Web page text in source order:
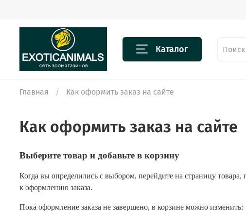
Каталог
Главная Как оформить заказ на сайте
Как оформить заказ на сайте
Выберите товар и добавьте в корзину
Когда вы определились с выбором, перейдите на страницу
к оформлению заказа.
Пока оформление заказа не завершено, в корзине можно изменить: